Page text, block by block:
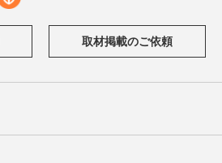
取材掲載のご依頼